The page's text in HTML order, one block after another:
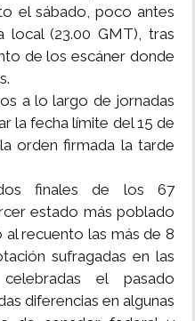
el sábado, poco antes
(23.00 GMT), tras
de los escáner donde
a lo largo de jornadas
la fecha límite del 15 de
orden firmada la tarde
finales de los 67
estado más poblado
recuento las más de 8
sufragadas en las
el pasado
diferencias en algunas